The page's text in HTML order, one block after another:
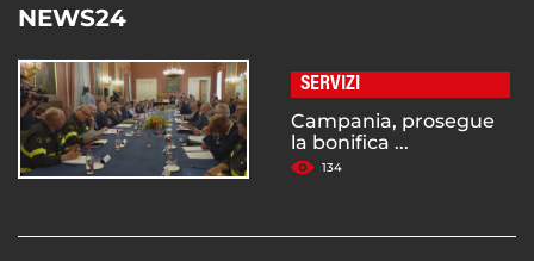
NEWS24
SERVIZI
Campania, prosegue
la bonifica ...
134